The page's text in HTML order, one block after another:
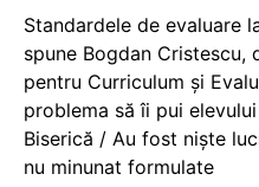
Standardele de evaluare
spune Bogdan Cristescu,
pentru Curriculum și
problema să îi pui
Biserică / Au fost niște
nu minunat formulate